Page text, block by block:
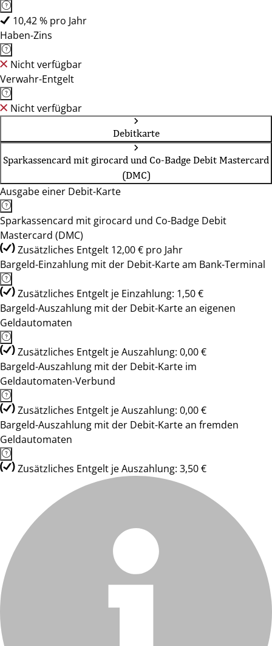
10,42 % pro Jahr
Haben-Zins
Nicht verfügbar
Verwahr-Entgelt
Nicht verfügbar
Debitkarte
Sparkassencard mit girocard und Co-Badge Debit Mastercard
(DMC)
Ausgabe einer Debit-Karte
Sparkassencard mit girocard und Co-Badge Debit
Mastercard (DMC)
Zusätzliches Entgelt 12,00 € pro Jahr
Bargeld-Einzahlung mit der Debit-Karte am Bank-Terminal
Zusätzliches Entgelt je Einzahlung: 1,50 €
Bargeld-Auszahlung mit der Debit-Karte an eigenen
Geldautomaten
Zusätzliches Entgelt je Auszahlung: 0,00 €
Bargeld-Auszahlung mit der Debit-Karte im
Geldautomaten-Verbund
Zusätzliches Entgelt je Auszahlung: 0,00 €
Bargeld-Auszahlung mit der Debit-Karte an fremden
Geldautomaten
Zusätzliches Entgelt je Auszahlung: 3,50 €